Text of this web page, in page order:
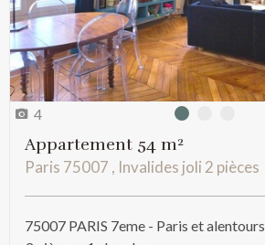
4 Photo 0
Appartement 54 m²
Paris 75007 , Invalides joli 2 pièces
75007 PARIS 7eme - Paris et alentours